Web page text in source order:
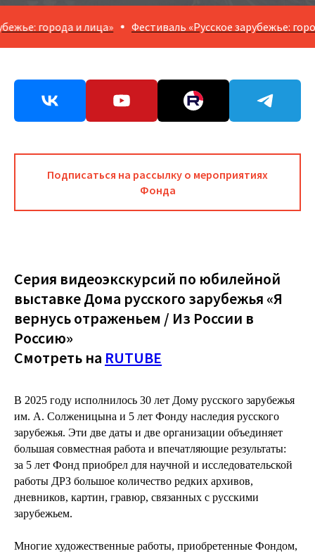
города и лица» Фестиваль «Русское зарубежье:
Подписаться на рассылку о мероприятиях
Фонда
Серия видеоэкскурсий по юбилейной
выставке Дома русского зарубежья «Я
вернусь отраженьем / Из России в
Россию»
Смотреть на RUTUBE
В 2025 году исполнилось 30 лет Дому русского зарубежья
им. А. Солженицына и 5 лет Фонду наследия русского
зарубежья. Эти две даты и две организации объединяет
большая совместная работа и впечатляющие результаты:
за 5 лет Фонд приобрел для научной и исследовательской
работы ДРЗ большое количество редких архивов,
дневников, картин, гравюр, связанных с русскими
зарубежьем.
Многие художественные работы, приобретенные Фондом,